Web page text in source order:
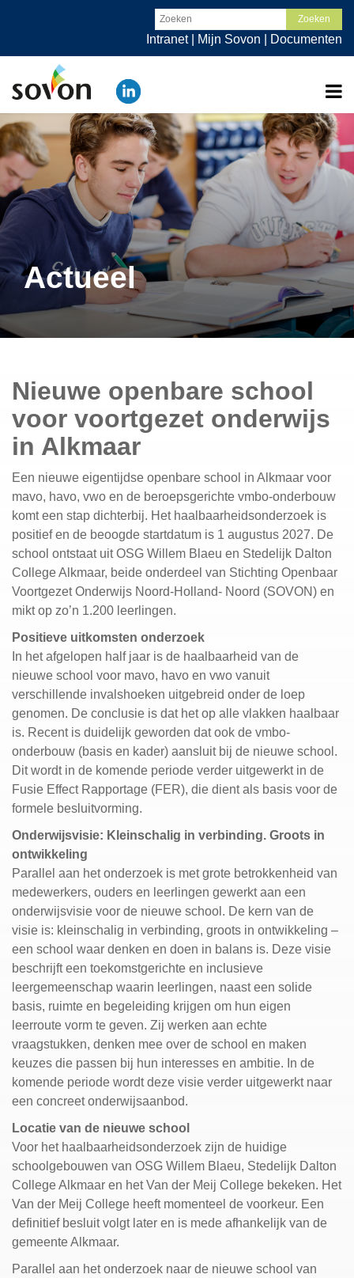
Intranet Mijn Sovon Documenten
Actueel
Organisatie
Werken bij
Scholen
Ouders
Contact
Actueel
Nieuwe openbare school
voor voortgezet onderwijs
in Alkmaar
Een nieuwe eigentijdse openbare school in Alkmaar voor
mavo, havo, vwo en de beroepsgerichte vmbo-onderbouw
komt een stap dichterbij. Het haalbaarheidsonderzoek is
positief en de beoogde startdatum is 1 augustus 2027. De
school ontstaat uit OSG Willem Blaeu en Stedelijk Dalton
College Alkmaar, beide onderdeel van Stichting Openbaar
Voortgezet Onderwijs Noord-Holland- Noord (SOVON) en
mikt op zo’n 1.200 leerlingen.
Positieve uitkomsten onderzoek
In het afgelopen half jaar is de haalbaarheid van de
nieuwe school voor mavo, havo en vwo vanuit
verschillende invalshoeken uitgebreid onder de loep
genomen. De conclusie is dat het op alle vlakken haalbaar
is. Recent is duidelijk geworden dat ook de vmbo-
onderbouw (basis en kader) aansluit bij de nieuwe school.
Dit wordt in de komende periode verder uitgewerkt in de
Fusie Effect Rapportage (FER), die dient als basis voor de
formele besluitvorming.
Onderwijsvisie: Kleinschalig in verbinding. Groots in
ontwikkeling
Parallel aan het onderzoek is met grote betrokkenheid van
medewerkers, ouders en leerlingen gewerkt aan een
onderwijsvisie voor de nieuwe school. De kern van de
visie is: kleinschalig in verbinding, groots in ontwikkeling –
een school waar denken en doen in balans is. Deze visie
beschrijft een toekomstgerichte en inclusieve
leergemeenschap waarin leerlingen, naast een solide
basis, ruimte en begeleiding krijgen om hun eigen
leerroute vorm te geven. Zij werken aan echte
vraagstukken, denken mee over de school en maken
keuzes die passen bij hun interesses en ambitie. In de
komende periode wordt deze visie verder uitgewerkt naar
een concreet onderwijsaanbod.
Locatie van de nieuwe school
Voor het haalbaarheidsonderzoek zijn de huidige
schoolgebouwen van OSG Willem Blaeu, Stedelijk Dalton
College Alkmaar en het Van der Meij College bekeken. Het
Van der Meij College heeft momenteel de voorkeur. Een
definitief besluit volgt later en is mede afhankelijk van de
gemeente Alkmaar.
Parallel aan het onderzoek naar de nieuwe school van